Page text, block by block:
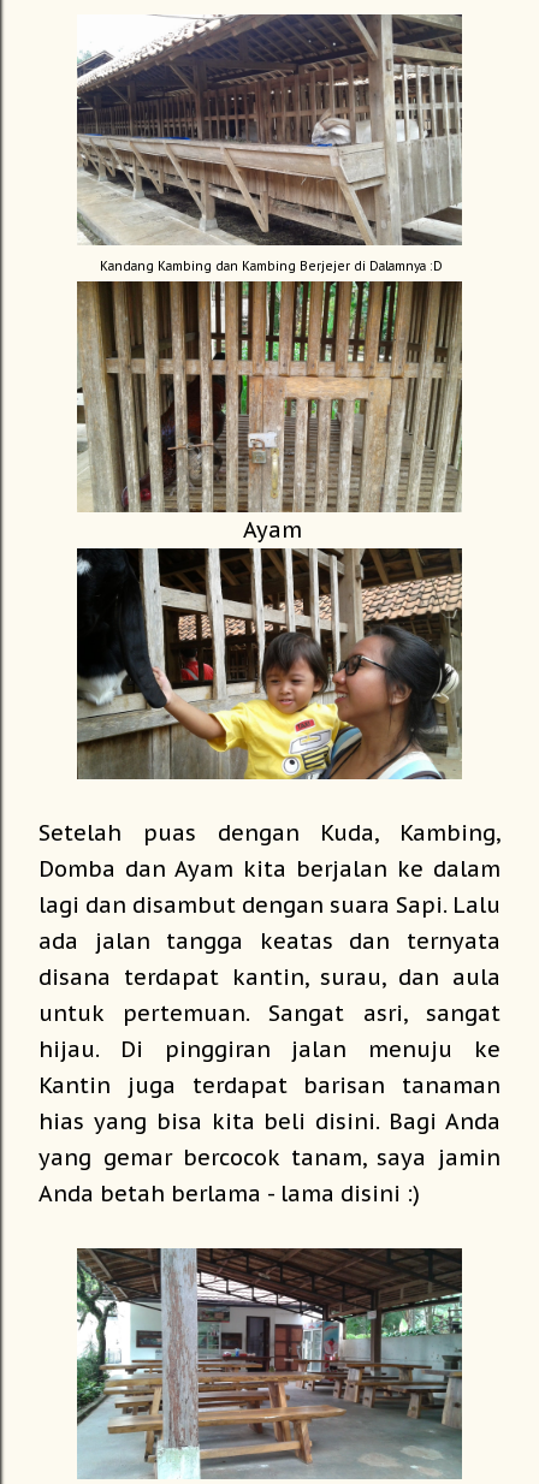
Kandang Kambing dan Kambing Berjejer di Dalamnya :D
Ayam
Setelah puas dengan Kuda, Kambing,
Domba dan Ayam kita berjalan ke dalam
lagi dan disambut dengan suara Sapi. Lalu
ada jalan tangga keatas dan ternyata
disana terdapat kantin, surau, dan aula
untuk pertemuan. Sangat asri, sangat
hijau. Di pinggiran jalan menuju ke
Kantin juga terdapat barisan tanaman
hias yang bisa kita beli disini. Bagi Anda
yang gemar bercocok tanam, saya jamin
Anda betah berlama - lama disini :)